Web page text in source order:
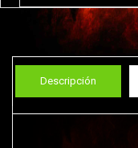
Descripción